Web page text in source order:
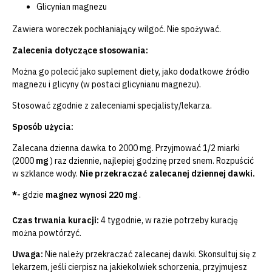
Glicynian magnezu
Zawiera woreczek pochłaniający wilgoć. Nie spożywać.
Zalecenia dotyczące stosowania:
Można go polecić jako suplement diety, jako dodatkowe źródło
magnezu i glicyny (w postaci glicynianu magnezu).
Stosować zgodnie z zaleceniami specjalisty/lekarza.
Sposób użycia:
Zalecana dzienna dawka to 2000 mg. Przyjmować 1/2 miarki
(2000 mg) raz dziennie, najlepiej godzinę przed snem. Rozpuścić
w szklance wody. Nie przekraczać zalecanej dziennej dawki.
*- gdzie magnez wynosi 220 mg .
Czas trwania kuracji: 4 tygodnie, w razie potrzeby kurację
można powtórzyć.
Uwaga: Nie należy przekraczać zalecanej dawki. Skonsultuj się z
lekarzem, jeśli cierpisz na jakiekolwiek schorzenia, przyjmujesz